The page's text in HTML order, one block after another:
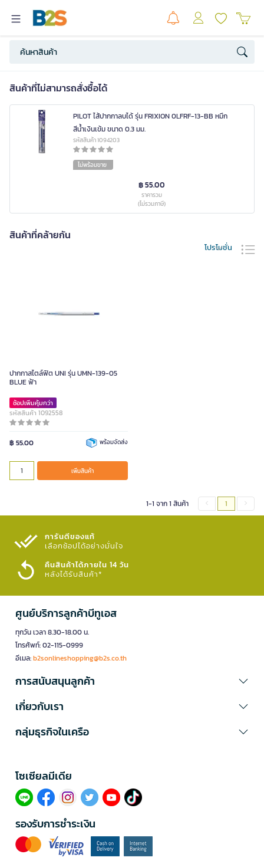
สินค้าที่ไม่สามารถสั่งซื้อได้
PILOT ไส้ปากกาลบได้ รุ่น FRIXION 0LFRF-13-BB หมึก
สีน้ำเงินเข้ม ขนาด 0.3 มม.
รหัสสินค้า 1094203
ไม่พร้อมขาย
฿ 55.00
ราคารวม
(ไม่รวมภาษี)
สินค้าที่คล้ายกัน
โปรโมชั่น
ปากกาสไตล์ฟิต UNI รุ่น UMN-139-05
BLUE ฟ้า
ช้อปเพิ่มคุ้มกว่า
รหัสสินค้า 1092558
฿ 55.00 พร้อมจัดส่ง
เพิ่มสินค้า
1-1 จาก 1 สินค้า 1
การันตีของแท้
เลือกช้อปได้อย่างมั่นใจ​
คืนสินค้าได้ภายใน 14 วัน
หลังได้รับสินค้า*
ศูนย์บริการลูกค้าบีทูเอส
ทุกวัน เวลา 8.30-18.00 น.
โทรศัพท์: 02-115-0999
อีเมล:b2sonlineshopping@b2s.co.th
การสนับสนุนลูกค้า
เกี่ยวกับเรา
กลุ่มธุรกิจในเครือ
โซเซียลมีเดีย​
รองรับการชำระเงิน